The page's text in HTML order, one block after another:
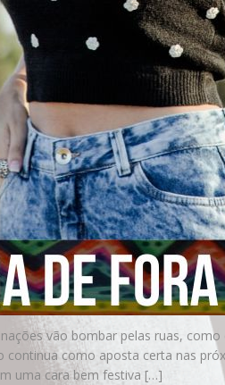
vão bombar pelas ruas,
como aposta certa nas
uma cara bem festiva […]